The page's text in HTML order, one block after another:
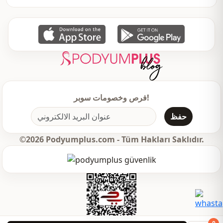
فرص وخصومات سوبر!
حفظ
©2026 Podyumplus.com - Tüm Hakları Saklıdır.